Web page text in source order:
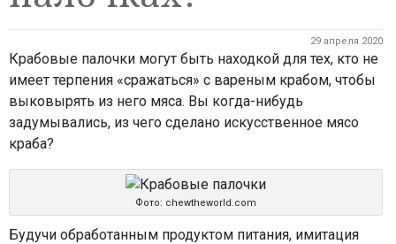
29 апреля 2020
Крабовые палочки могут быть находкой для тех, кто не
имеет терпения «сражаться» с вареным крабом, чтобы
выковырять из него мяса. Вы когда-нибудь
задумывались, из чего сделано искусственное мясо
краба?
Фото: chewtheworld.com
Будучи обработанным продуктом питания, имитация